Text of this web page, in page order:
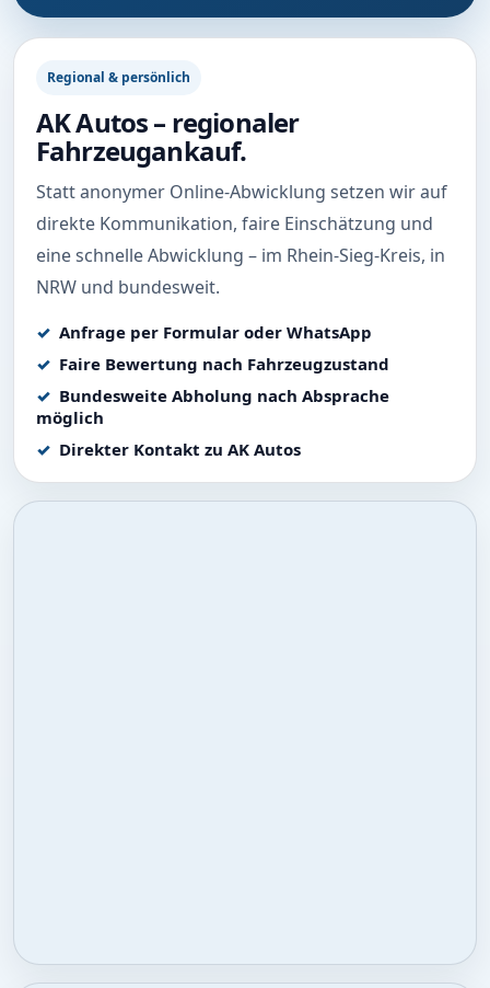
Regional & persönlich
AK Autos – regionaler
Fahrzeugankauf.
Statt anonymer Online-Abwicklung setzen wir auf
direkte Kommunikation, faire Einschätzung und
eine schnelle Abwicklung – im Rhein-Sieg-Kreis, in
NRW und bundesweit.
Anfrage per Formular oder WhatsApp
Faire Bewertung nach Fahrzeugzustand
Bundesweite Abholung nach Absprache
möglich
Direkter Kontakt zu AK Autos